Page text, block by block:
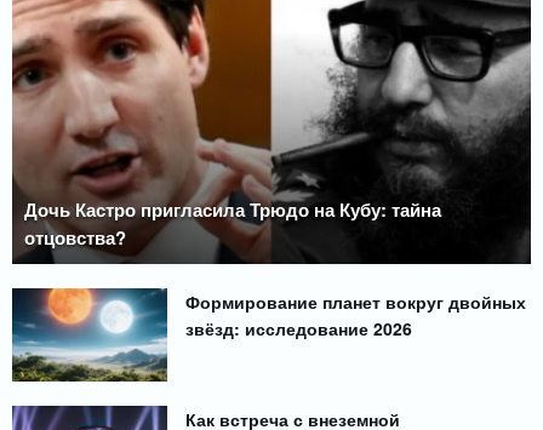
Дочь Кастро пригласила Трюдо на Кубу: тайна
отцовства?
Формирование планет вокруг двойных
звёзд: исследование 2026
Как встреча с внеземной